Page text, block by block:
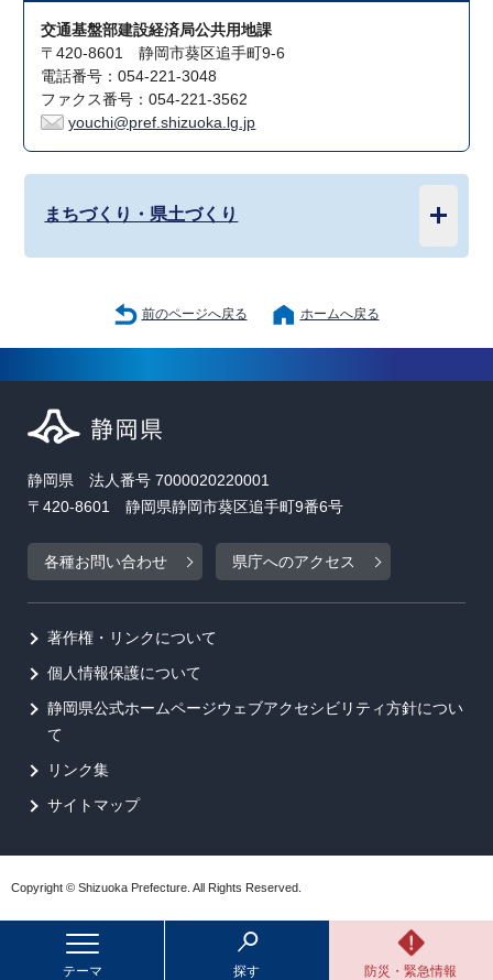
交通基盤部建設経済局公共用地課
〒420-8601 静岡市葵区追手町9-6
電話番号：054-221-3048
ファクス番号：054-221-3562
youchi@pref.shizuoka.lg.jp
まちづくり・県土づくり
前のページへ戻る ホームへ戻る
テーマ 探す 防災・緊急情報
静岡県 法人番号 7000020220001
〒420-8601 静岡県静岡市葵区追手町9番6号
各種お問い合わせ 県庁へのアクセス
著作権・リンクについて
個人情報保護について
静岡県公式ホームページウェブアクセシビリティ方針につい
て
リンク集
サイトマップ
Copyright © Shizuoka Prefecture. All Rights Reserved.